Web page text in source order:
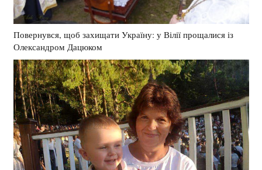
Повернувся, щоб захищати Україну: у Вілії прощалися із
Олександром Дацюком